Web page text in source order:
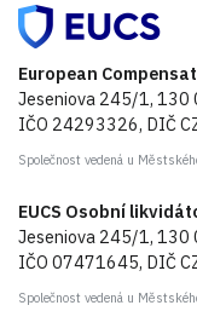
European
Jeseniova 245/1, 130
IČO 24293326, DIČ
Společnost vedená u
EUCS Osobní
Jeseniova 245/1, 130
IČO 07471645, DIČ
Společnost vedená u